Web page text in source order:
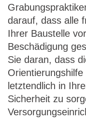
darauf, dass alle
Ihrer Baustelle
Beschädigung
Sie daran, dass
letztendlich in
Sicherheit zu